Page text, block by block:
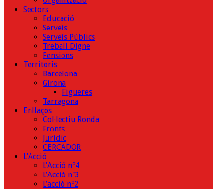
Sectors
Educació
Serveis
Serveis Públics
Treball Digne
Pensions
Territoris
Barcelona
Girona
Figueres
Tarragona
Enllaços
Col·lectiu Ronda
Fronts
Jurìdic
CERCADOR
L’Acció
L’Acció nº4
L’Acció nº3
L’acció nº2